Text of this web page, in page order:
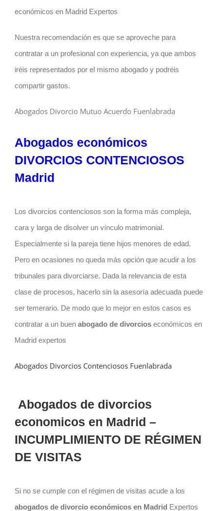
económicos en Madrid Expertos
Nuestra recomendación es que se aproveche para
contratar a un profesional con experiencia, ya que ambos
iréis representados por el mismo abogado y podréis
compartir gastos.
Abogados Divorcio Mutuo Acuerdo Fuenlabrada
Abogados económicos
DIVORCIOS CONTENCIOSOS
Madrid
Los divorcios contenciosos son la forma más compleja,
cara y larga de disolver un vínculo matrimonial.
Especialmente si la pareja tiene hijos menores de edad.
Pero en ocasiones no queda más opción que acudir a los
tribunales para divorciarse. Dada la relevancia de esta
clase de procesos, hacerlo sin la asesoría adecuada puede
ser temerario. De modo que lo mejor en estos casos es
contratar a un buen abogado de divorcioseconómicos en
Madrid expertos
Abogados Divorcios Contenciosos Fuenlabrada
Abogados de divorcios
economicos en Madrid –
INCUMPLIMIENTO DE RÉGIMEN
DE VISITAS
Si no se cumple con el régimen de visitas acude a los
abogados de divorcio económicos en Madrid Expertos